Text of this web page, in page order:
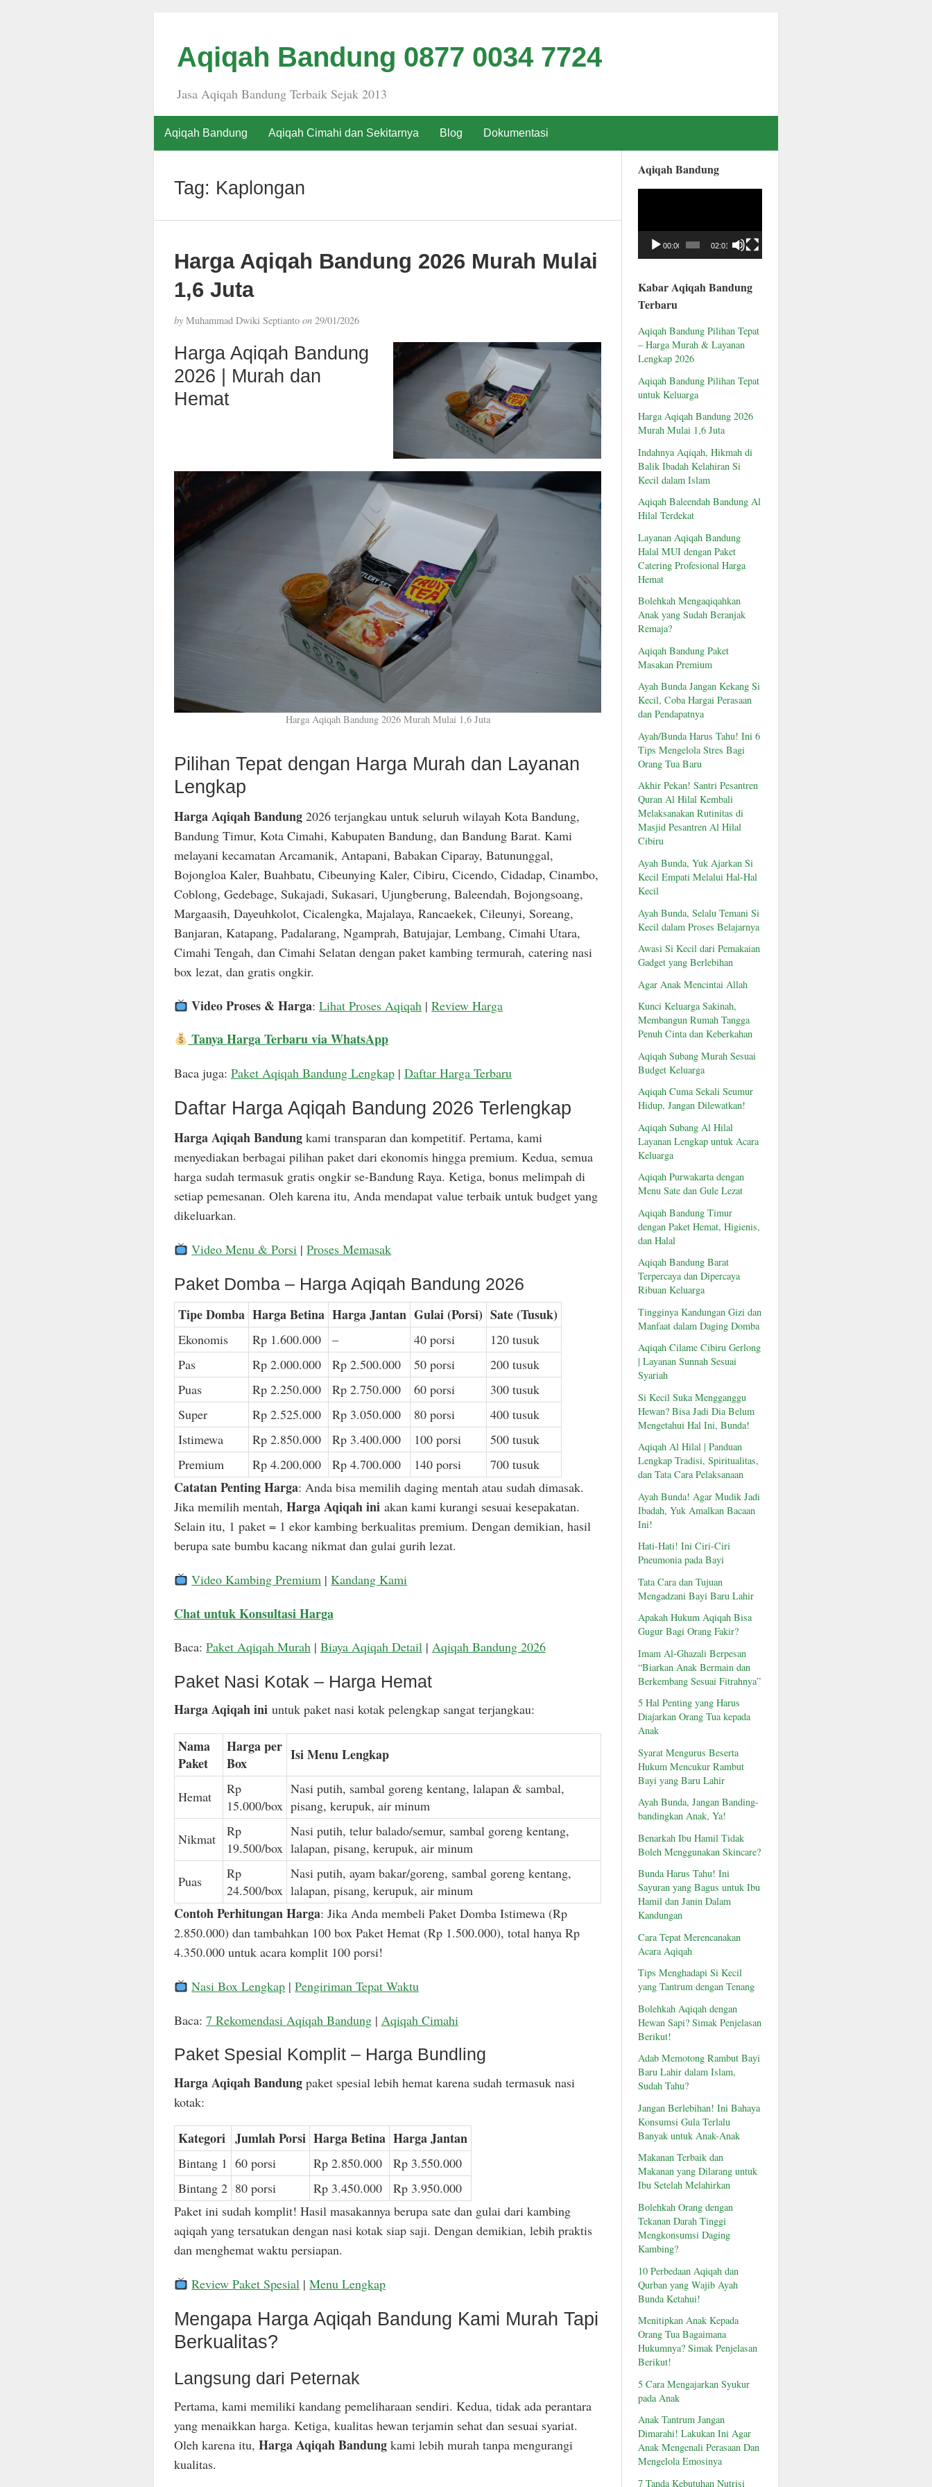
Aqiqah Bandung 0877 0034 7724
Jasa Aqiqah Bandung Terbaik Sejak 2013
Aqiqah Bandung Aqiqah Cimahi dan Sekitarnya Blog Dokumentasi
Tag: Kaplongan
Harga Aqiqah Bandung 2026 Murah Mulai
1,6 Juta
byMuhammad Dwiki Septianto on29/01/2026
Harga Aqiqah Bandung
2026 | Murah dan
Hemat
Harga Aqiqah Bandung 2026 Murah Mulai 1,6 Juta
Pilihan Tepat dengan Harga Murah dan Layanan
Lengkap
Harga Aqiqah Bandung2026 terjangkau untuk seluruh wilayah Kota Bandung,
Bandung Timur, Kota Cimahi, Kabupaten Bandung, dan Bandung Barat. Kami
melayani kecamatan Arcamanik, Antapani, Babakan Ciparay, Batununggal,
Bojongloa Kaler, Buahbatu, Cibeunying Kaler, Cibiru, Cicendo, Cidadap, Cinambo,
Coblong, Gedebage, Sukajadi, Sukasari, Ujungberung, Baleendah, Bojongsoang,
Margaasih, Dayeuhkolot, Cicalengka, Majalaya, Rancaekek, Cileunyi, Soreang,
Banjaran, Katapang, Padalarang, Ngamprah, Batujajar, Lembang, Cimahi Utara,
Cimahi Tengah, dan Cimahi Selatan dengan paket kambing termurah, catering nasi
box lezat, dan gratis ongkir.
Video Proses & Harga:Lihat Proses Aqiqah |Review Harga
Tanya Harga Terbaru via WhatsApp
Baca juga: Paket Aqiqah Bandung Lengkap| Daftar Harga Terbaru
Daftar Harga Aqiqah Bandung 2026 Terlengkap
Harga Aqiqah Bandungkami transparan dan kompetitif. Pertama, kami
menyediakan berbagai pilihan paket dari ekonomis hingga premium. Kedua, semua
harga sudah termasuk gratis ongkir se-Bandung Raya. Ketiga, bonus melimpah di
setiap pemesanan. Oleh karena itu, Anda mendapat value terbaik untuk budget yang
dikeluarkan.
Video Menu & Porsi |Proses Memasak
Paket Domba – Harga Aqiqah Bandung 2026
Tipe Domba Harga Betina Harga Jantan Gulai (Porsi) Sate (Tusuk)
Ekonomis Rp 1.600.000 – 40 porsi
120 tusuk
Pas
Rp 2.000.000 Rp 2.500.000 50 porsi
200 tusuk
Puas
Rp 2.250.000 Rp 2.750.000 60 porsi
300 tusuk
Super
Rp 2.525.000 Rp 3.050.000 80 porsi
400 tusuk
Istimewa
Rp 2.850.000 Rp 3.400.000 100 porsi
500 tusuk
Premium
Rp 4.200.000 Rp 4.700.000 140 porsi 700 tusuk
Catatan Penting Harga: Anda bisa memilih daging mentah atau sudah dimasak.
Jika memilih mentah, Harga Aqiqah iniakan kami kurangi sesuai kesepakatan.
Selain itu, 1 paket = 1 ekor kambing berkualitas premium. Dengan demikian, hasil
berupa sate bumbu kacang nikmat dan gulai gurih lezat.
Video Kambing Premium |Kandang Kami
Chat untuk Konsultasi Harga
Baca: Paket Aqiqah Murah| Biaya Aqiqah Detail| Aqiqah Bandung 2026
Paket Nasi Kotak – Harga Hemat
Harga Aqiqah iniuntuk paket nasi kotak pelengkap sangat terjangkau:
Nama
Paket
Harga per
Box
Isi Menu Lengkap
Hemat
Rp
15.000/box
Nasi putih, sambal goreng kentang, lalapan & sambal,
pisang, kerupuk, air minum
Nikmat
Rp
19.500/box
Nasi putih, telur balado/semur, sambal goreng kentang,
lalapan, pisang, kerupuk, air minum
Puas
Rp
24.500/box
Nasi putih, ayam bakar/goreng, sambal goreng kentang,
lalapan, pisang, kerupuk, air minum
Contoh Perhitungan Harga: Jika Anda membeli Paket Domba Istimewa (Rp
2.850.000) dan tambahkan 100 box Paket Hemat (Rp 1.500.000), total hanya Rp
4.350.000 untuk acara komplit 100 porsi!
Nasi Box Lengkap |Pengiriman Tepat Waktu
Baca: 7 Rekomendasi Aqiqah Bandung| Aqiqah Cimahi
Paket Spesial Komplit – Harga Bundling
Harga Aqiqah Bandungpaket spesial lebih hemat karena sudah termasuk nasi
kotak:
Kategori Jumlah Porsi Harga Betina Harga Jantan
Bintang 1 60 porsi Rp 2.850.000
Rp 3.550.000
Bintang 2 80 porsi Rp 3.450.000
Rp 3.950.000
Paket ini sudah komplit! Hasil masakannya berupa sate dan gulai dari kambing
aqiqah yang tersatukan dengan nasi kotak siap saji. Dengan demikian, lebih praktis
dan menghemat waktu persiapan.
Review Paket Spesial |Menu Lengkap
Mengapa Harga Aqiqah Bandung Kami Murah Tapi
Berkualitas?
Langsung dari Peternak
Pertama, kami memiliki kandang pemeliharaan sendiri. Kedua, tidak ada perantara
yang menaikkan harga. Ketiga, kualitas hewan terjamin sehat dan sesuai syariat.
Oleh karena itu, Harga Aqiqah Bandungkami lebih murah tanpa mengurangi
kualitas.
Aqiqah Bandung
00:00 02:01
Kabar Aqiqah Bandung
Terbaru
Aqiqah Bandung Pilihan Tepat
– Harga Murah & Layanan
Lengkap 2026
Aqiqah Bandung Pilihan Tepat
untuk Keluarga
Harga Aqiqah Bandung 2026
Murah Mulai 1,6 Juta
Indahnya Aqiqah, Hikmah di
Balik Ibadah Kelahiran Si
Kecil dalam Islam
Aqiqah Baleendah Bandung Al
Hilal Terdekat
Layanan Aqiqah Bandung
Halal MUI dengan Paket
Catering Profesional Harga
Hemat
Bolehkah Mengaqiqahkan
Anak yang Sudah Beranjak
Remaja?
Aqiqah Bandung Paket
Masakan Premium
Ayah Bunda Jangan Kekang Si
Kecil, Coba Hargai Perasaan
dan Pendapatnya
Ayah/Bunda Harus Tahu! Ini 6
Tips Mengelola Stres Bagi
Orang Tua Baru
Akhir Pekan! Santri Pesantren
Quran Al Hilal Kembali
Melaksanakan Rutinitas di
Masjid Pesantren Al Hilal
Cibiru
Ayah Bunda, Yuk Ajarkan Si
Kecil Empati Melalui Hal-Hal
Kecil
Ayah Bunda, Selalu Temani Si
Kecil dalam Proses Belajarnya
Awasi Si Kecil dari Pemakaian
Gadget yang Berlebihan
Agar Anak Mencintai Allah
Kunci Keluarga Sakinah,
Membangun Rumah Tangga
Penuh Cinta dan Keberkahan
Aqiqah Subang Murah Sesuai
Budget Keluarga
Aqiqah Cuma Sekali Seumur
Hidup, Jangan Dilewatkan!
Aqiqah Subang Al Hilal
Layanan Lengkap untuk Acara
Keluarga
Aqiqah Purwakarta dengan
Menu Sate dan Gule Lezat
Aqiqah Bandung Timur
dengan Paket Hemat, Higienis,
dan Halal
Aqiqah Bandung Barat
Terpercaya dan Dipercaya
Ribuan Keluarga
Tingginya Kandungan Gizi dan
Manfaat dalam Daging Domba
Aqiqah Cilame Cibiru Gerlong
| Layanan Sunnah Sesuai
Syariah
Si Kecil Suka Mengganggu
Hewan? Bisa Jadi Dia Belum
Mengetahui Hal Ini, Bunda!
Aqiqah Al Hilal | Panduan
Lengkap Tradisi, Spiritualitas,
dan Tata Cara Pelaksanaan
Ayah Bunda! Agar Mudik Jadi
Ibadah, Yuk Amalkan Bacaan
Ini!
Hati-Hati! Ini Ciri-Ciri
Pneumonia pada Bayi
Tata Cara dan Tujuan
Mengadzani Bayi Baru Lahir
Apakah Hukum Aqiqah Bisa
Gugur Bagi Orang Fakir?
Imam Al-Ghazali Berpesan
“Biarkan Anak Bermain dan
Berkembang Sesuai Fitrahnya”
5 Hal Penting yang Harus
Diajarkan Orang Tua kepada
Anak
Syarat Mengurus Beserta
Hukum Mencukur Rambut
Bayi yang Baru Lahir
Ayah Bunda, Jangan Banding-
bandingkan Anak, Ya!
Benarkah Ibu Hamil Tidak
Boleh Menggunakan Skincare?
Bunda Harus Tahu! Ini
Sayuran yang Bagus untuk Ibu
Hamil dan Janin Dalam
Kandungan
Cara Tepat Merencanakan
Acara Aqiqah
Tips Menghadapi Si Kecil
yang Tantrum dengan Tenang
Bolehkah Aqiqah dengan
Hewan Sapi? Simak Penjelasan
Berikut!
Adab Memotong Rambut Bayi
Baru Lahir dalam Islam,
Sudah Tahu?
Jangan Berlebihan! Ini Bahaya
Konsumsi Gula Terlalu
Banyak untuk Anak-Anak
Makanan Terbaik dan
Makanan yang Dilarang untuk
Ibu Setelah Melahirkan
Bolehkah Orang dengan
Tekanan Darah Tinggi
Mengkonsumsi Daging
Kambing?
10 Perbedaan Aqiqah dan
Qurban yang Wajib Ayah
Bunda Ketahui!
Menitipkan Anak Kepada
Orang Tua Bagaimana
Hukumnya? Simak Penjelasan
Berikut!
5 Cara Mengajarkan Syukur
pada Anak
Anak Tantrum Jangan
Dimarahi! Lakukan Ini Agar
Anak Mengenali Perasaan Dan
Mengelola Emosinya
7 Tanda Kebutuhan Nutrisi